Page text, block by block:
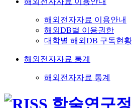
해외전자자료 이용안내
해외DB별 이용권한
대학별 해외DB 구독현황
해외전자자료 통계
해외전자자료 통계